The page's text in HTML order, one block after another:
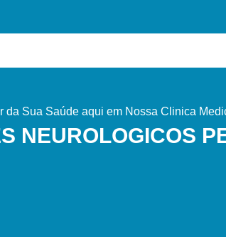
da Sua Saúde aqui em Nossa Clinica
NEUROLOGICOS